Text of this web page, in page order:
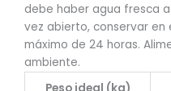
debe haber agua fresca
vez abierto, conservar
máximo de 24 horas.
ambiente.
Peso ideal (kg)